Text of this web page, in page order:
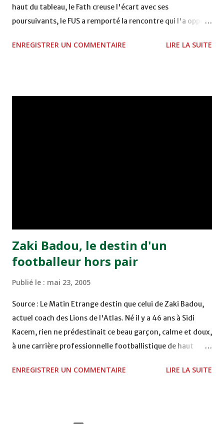
haut du tableau, le Fath creuse l'écart avec ses
poursuivants, le FUS a remporté la rencontre qui l'a opposé
2, Badr Kachani a ouvert la marque à la 38e pour les
ENREGISTRER UN COMMENTAIRE LIRE LA SUITE
Zaki Badou, le destin d'un
footballeur hors pair
Publié le : mai 23, 2005
Source : Le Matin Etrange destin que celui de Zaki Badou,
actuel coach des Lions de l'Atlas. Né il y a 46 ans à Sidi
Kacem, rien ne prédestinait ce beau garçon, calme et doux,
à une carrière professionnelle footballistique de haut
également féru des armes, le jeune Zaki aura sa première
ENREGISTRER UN COMMENTAIRE LIRE LA SUITE